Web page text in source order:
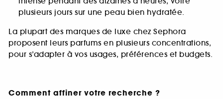
plusieurs jours sur une peau bien hydratée.
La plupart des marques de luxe chez Sephora
proposent leurs parfums en plusieurs concentrations,
pour s’adapter à vos usages, préférences et budgets.
Comment affiner votre recherche ?